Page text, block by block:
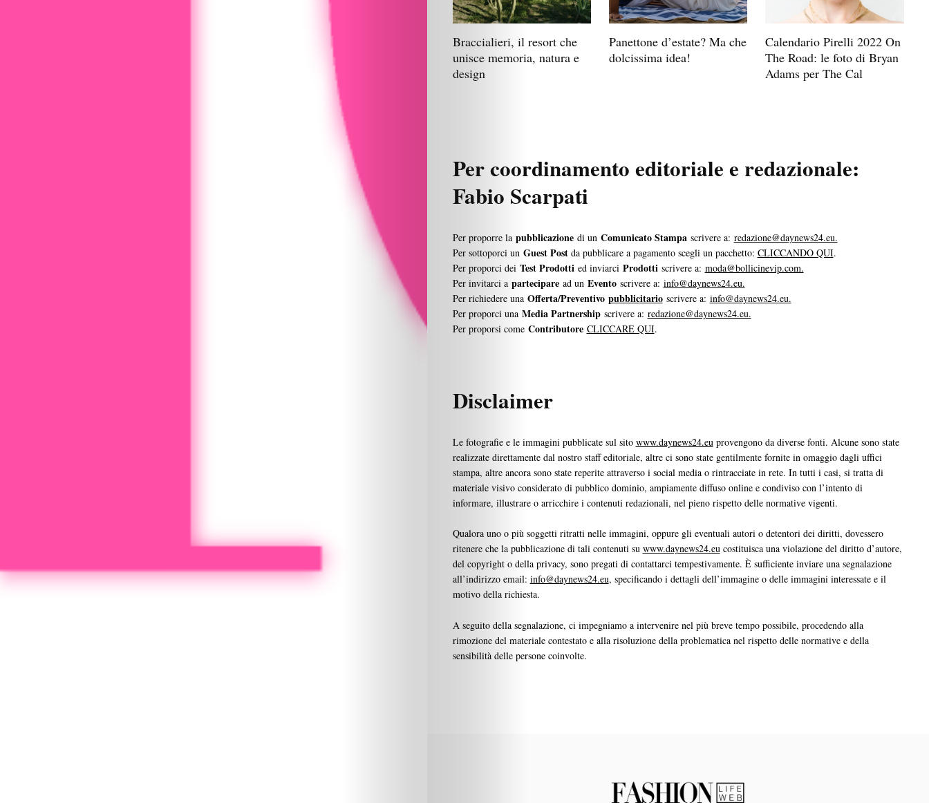
Travel
People
Gourmet
Chi
Siamo
I
Partner
Search
Braccialieri, il resort che
unisce memoria, natura e
design
Panettone d’estate? Ma che
dolcissima idea!
Calendario Pirelli 2022 On
The Road: le foto di Bryan
Adams per The Cal
Per coordinamento editoriale e redazionale:
Fabio Scarpati
Per proporre la pubblicazionedi un Comunicato Stampa scrivere a: redazione@daynews24.eu.
Per sottoporci un Guest Postda pubblicare a pagamento scegli un pacchetto: CLICCANDO QUI.
Per proporci dei Test Prodotti ed inviarci Prodotti scrivere a: moda@bollicinevip.com.
Per invitarci a parteciparead un Eventoscrivere a: info@daynews24.eu.
Per richiedere una Offerta/Preventivo pubblicitarioscrivere a: info@daynews24.eu.
Per proporci una Media Partnershipscrivere a: redazione@daynews24.eu.
Per proporsi come Contributore CLICCARE QUI.
Disclaimer
Le fotografie e le immagini pubblicate sul sito www.daynews24.euprovengono da diverse fonti. Alcune sono state
realizzate direttamente dal nostro staff editoriale, altre ci sono state gentilmente fornite in omaggio dagli uffici
stampa, altre ancora sono state reperite attraverso i social media o rintracciate in rete. In tutti i casi, si tratta di
materiale visivo considerato di pubblico dominio, ampiamente diffuso online e condiviso con l’intento di
informare, illustrare o arricchire i contenuti redazionali, nel pieno rispetto delle normative vigenti.
Qualora uno o più soggetti ritratti nelle immagini, oppure gli eventuali autori o detentori dei diritti, dovessero
ritenere che la pubblicazione di tali contenuti su www.daynews24.eucostituisca una violazione del diritto d’autore,
del copyright o della privacy, sono pregati di contattarci tempestivamente. È sufficiente inviare una segnalazione
all’indirizzo email: info@daynews24.eu, specificando i dettagli dell’immagine o delle immagini interessate e il
motivo della richiesta.
A seguito della segnalazione, ci impegniamo a intervenire nel più breve tempo possibile, procedendo alla
rimozione del materiale contestato e alla risoluzione della problematica nel rispetto delle normative e della
sensibilità delle persone coinvolte.